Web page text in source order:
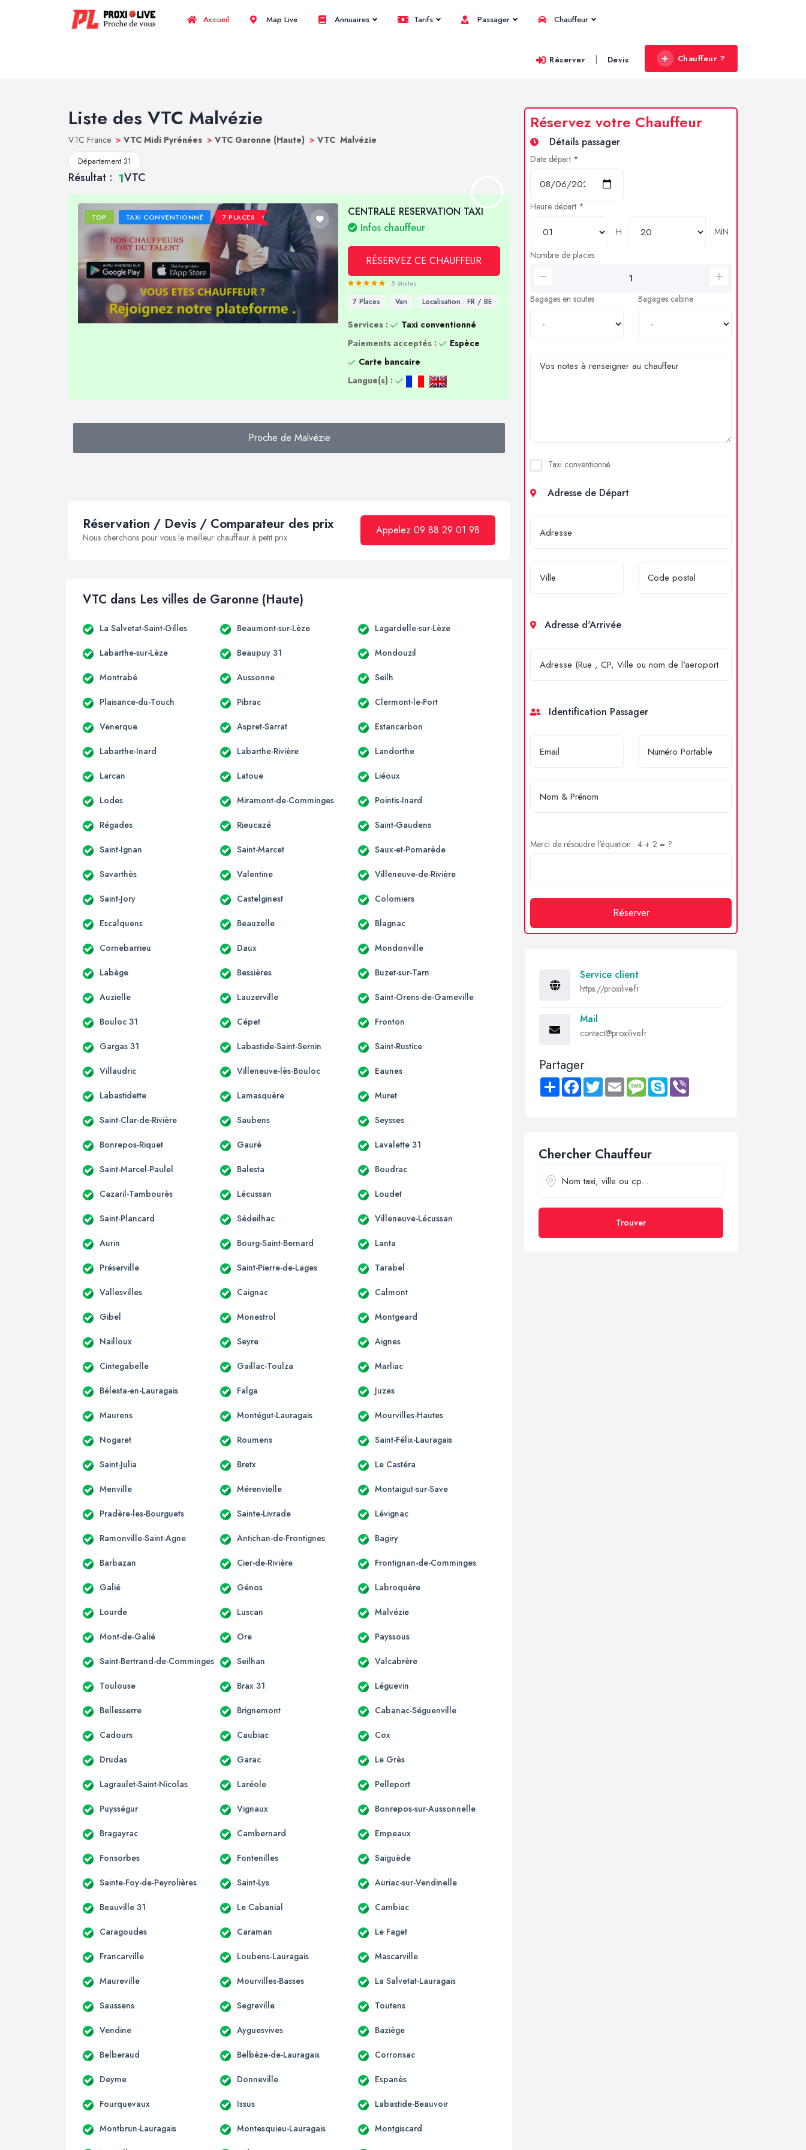
Accueil Map Live Annuaires Tarifs Passager Chauffeur
Réserver | Devis Chauffeur ?
Liste des VTC Malvézie
VTC France > VTC Midi Pyrénées > VTC Garonne (Haute) > VTC Malvézie
Département 31
Résultat : 1VTC
TOP TAXI CONVENTIONNÉ 7 PLACES
CENTRALE RESERVATION TAXI
Infos chauffeur
RÉSERVEZ CE CHAUFFEUR
5 étoiles
7 Places Van Localisation : FR / BE
Services :
Taxi conventionné
Paiements acceptés :
Espèce
Carte bancaire
Langue(s) :
Proche de Malvézie
Réservation / Devis / Comparateur des prix
Nous cherchons pour vous le meilleur chauffeur à petit prix
Appelez 09 88 29 01 98
VTC dans Les villes de Garonne (Haute)
La Salvetat-Saint-Gilles Beaumont-sur-Lèze Lagardelle-sur-Lèze
Labarthe-sur-Lèze Beaupuy 31 Mondouzil
Montrabé Aussonne Seilh
Plaisance-du-Touch Pibrac Clermont-le-Fort
Venerque Aspret-Sarrat Estancarbon
Labarthe-Inard Labarthe-Rivière Landorthe
Larcan Latoue Liéoux
Lodes Miramont-de-Comminges Pointis-Inard
Régades Rieucazé Saint-Gaudens
Saint-Ignan Saint-Marcet Saux-et-Pomarède
Savarthès Valentine Villeneuve-de-Rivière
Saint-Jory Castelginest Colomiers
Escalquens Beauzelle Blagnac
Cornebarrieu Daux Mondonville
Labège Bessières Buzet-sur-Tarn
Auzielle Lauzerville Saint-Orens-de-Gameville
Bouloc 31 Cépet Fronton
Gargas 31 Labastide-Saint-Sernin Saint-Rustice
Villaudric Villeneuve-lès-Bouloc Eaunes
Labastidette Lamasquère Muret
Saint-Clar-de-Rivière Saubens Seysses
Bonrepos-Riquet Gauré Lavalette 31
Saint-Marcel-Paulel Balesta Boudrac
Cazaril-Tambourès Lécussan Loudet
Saint-Plancard Sédeilhac Villeneuve-Lécussan
Aurin Bourg-Saint-Bernard Lanta
Préserville Saint-Pierre-de-Lages Tarabel
Vallesvilles Caignac Calmont
Gibel Monestrol Montgeard
Nailloux Seyre Aignes
Cintegabelle Gaillac-Toulza Marliac
Bélesta-en-Lauragais Falga Juzes
Maurens Montégut-Lauragais Mourvilles-Hautes
Nogaret Roumens Saint-Félix-Lauragais
Saint-Julia Bretx Le Castéra
Menville Mérenvielle Montaigut-sur-Save
Pradère-les-Bourguets Sainte-Livrade Lévignac
Ramonville-Saint-Agne Antichan-de-Frontignes Bagiry
Barbazan Cier-de-Rivière Frontignan-de-Comminges
Galié Génos Labroquère
Lourde Luscan Malvézie
Mont-de-Galié Ore Payssous
Saint-Bertrand-de-Comminges Seilhan Valcabrère
Toulouse Brax 31 Léguevin
Bellesserre Brignemont Cabanac-Séguenville
Cadours Caubiac Cox
Drudas Garac Le Grès
Lagraulet-Saint-Nicolas Laréole Pelleport
Puysségur Vignaux Bonrepos-sur-Aussonnelle
Bragayrac Cambernard Empeaux
Fonsorbes Fontenilles Saiguède
Sainte-Foy-de-Peyrolières Saint-Lys Auriac-sur-Vendinelle
Beauville 31 Le Cabanial Cambiac
Caragoudes Caraman Le Faget
Francarville Loubens-Lauragais Mascarville
Maureville Mourvilles-Basses La Salvetat-Lauragais
Saussens Segreville Toutens
Vendine Ayguesvives Baziège
Belberaud Belbèze-de-Lauragais Corronsac
Deyme Donneville Espanès
Fourquevaux Issus Labastide-Beauvoir
Montbrun-Lauragais Montesquieu-Lauragais Montgiscard
Réservez votre Chauffeur
Détails passager
Date départ *
Heure départ *
H
MIN
Nombre de places
Bagages en soutes Bagages cabine
Taxi conventionné
Adresse de Départ
Adresse d'Arrivée
Identification Passager
Merci de résoudre l'équation : 4 + 2 = ?
Réserver
Service client
https://proxilive.fr
Mail
contact@proxilive.fr
Partager
Share FacebookTwitter Email MessageSkype
Chercher Chauffeur
Trouver